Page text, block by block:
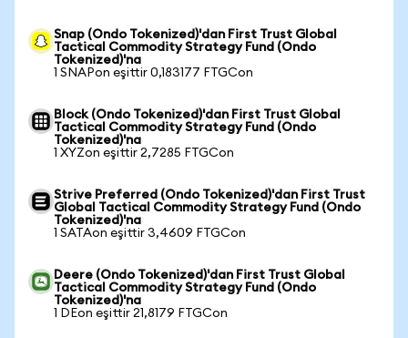
Snap (Ondo Tokenized)'dan First Trust Global
Tactical Commodity Strategy Fund (Ondo
Tokenized)'na
1 SNAPon eşittir 0,183177 FTGCon
Block (Ondo Tokenized)'dan First Trust Global
Tactical Commodity Strategy Fund (Ondo
Tokenized)'na
1 XYZon eşittir 2,7285 FTGCon
Strive Preferred (Ondo Tokenized)'dan First Trust
Global Tactical Commodity Strategy Fund (Ondo
Tokenized)'na
1 SATAon eşittir 3,4609 FTGCon
Deere (Ondo Tokenized)'dan First Trust Global
Tactical Commodity Strategy Fund (Ondo
Tokenized)'na
1 DEon eşittir 21,8179 FTGCon